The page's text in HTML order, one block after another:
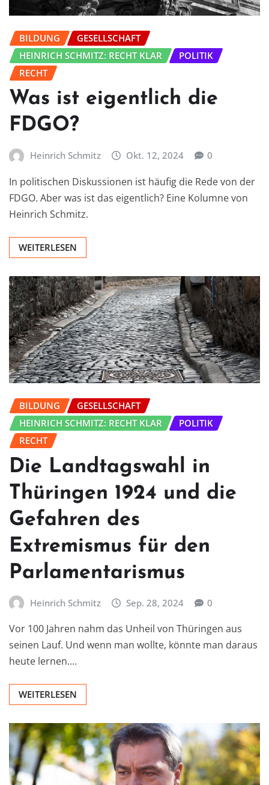
BILDUNG
GESELLSCHAFT
HEINRICH SCHMITZ: RECHT KLAR
POLITIK
RECHT
Was ist eigentlich die
FDGO?
Heinrich Schmitz Okt. 12, 2024 0
In politischen Diskussionen ist häufig die Rede von der
FDGO. Aber was ist das eigentlich? Eine Kolumne von
Heinrich Schmitz.
WEITERLESEN
BILDUNG
GESELLSCHAFT
HEINRICH SCHMITZ: RECHT KLAR
POLITIK
RECHT
Die Landtagswahl in
Thüringen 1924 und die
Gefahren des
Extremismus für den
Parlamentarismus
Heinrich Schmitz Sep. 28, 2024 0
Vor 100 Jahren nahm das Unheil von Thüringen aus
seinen Lauf. Und wenn man wollte, könnte man daraus
heute lernen.…
WEITERLESEN